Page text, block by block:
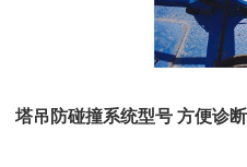
塔吊防碰撞系统型号 方便诊